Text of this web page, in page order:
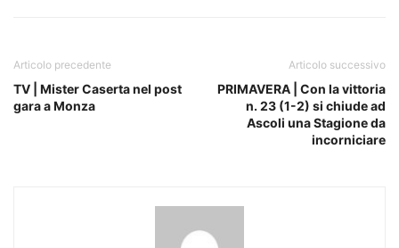
Articolo precedente
TV | Mister Caserta nel post
gara a Monza
Articolo successivo
PRIMAVERA | Con la vittoria
n. 23 (1-2) si chiude ad
Ascoli una Stagione da
incorniciare